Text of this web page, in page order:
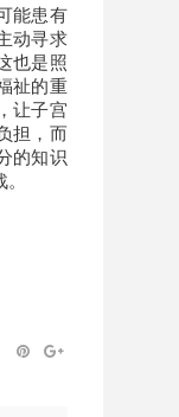
能患有
动寻求
也是照
祉的重
让子宫
担，而
的知识